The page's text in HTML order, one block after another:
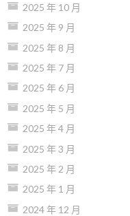
2025 年 10 月
2025 年 9 月
2025 年 8 月
2025 年 7 月
2025 年 6 月
2025 年 5 月
2025 年 4 月
2025 年 3 月
2025 年 2 月
2025 年 1 月
2024 年 12 月